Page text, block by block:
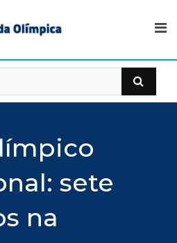
sete
na